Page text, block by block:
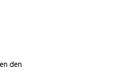
den